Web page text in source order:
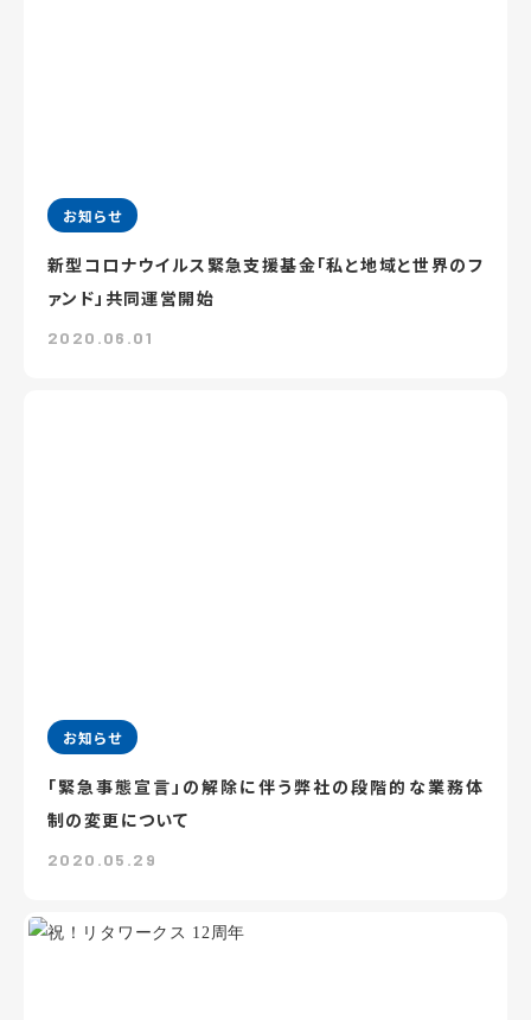
お知らせ
新型コロナウイルス緊急支援基金「私と地域と世界のフ
ァンド」共同運営開始
2020.06.01
お知らせ
「緊急事態宣言」の解除に伴う弊社の段階的な業務体
制の変更について
2020.05.29